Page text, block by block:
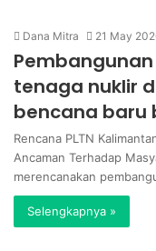
Dana Mitra 21 May
tenaga nuklir
bencana baru
Rencana PLTN
Ancaman Terhadap
merencanakan
Selengkapnya »